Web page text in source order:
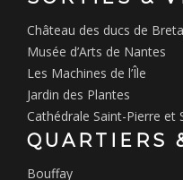
Château des ducs de
Musée d’Arts de Nantes
Les Machines de l’Île
Jardin des Plantes
Cathédrale Saint-Pierre et
QUARTIERS
Bouffay